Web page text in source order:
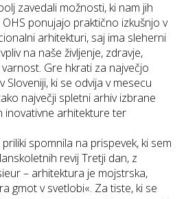
zavedali možnosti, ki nam jih
ponujajo praktično izkušnjo v
arhitekturi, saj ima sleherni
na naše življenje, zdravje,
Gre hkrati za največjo
ki se odvija v mesecu
največji spletni arhiv izbrane
inovativne arhitekture ter
spomnila na prispevek, ki sem
revijTretji dan, z
– arhitektura je mojstrska,
gmot v svetlobi«. Za tiste, ki se